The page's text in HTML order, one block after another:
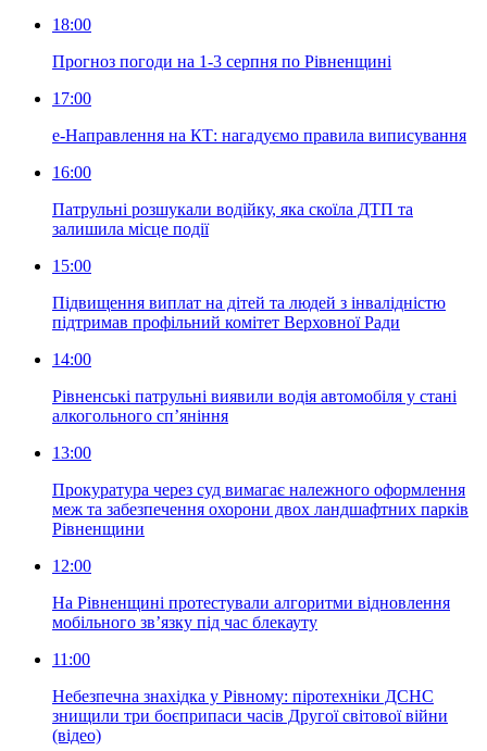
18:00
Прогноз погоди на 1-3 серпня по Рівненщині
17:00
е-Направлення на КТ: нагадуємо правила виписування
16:00
Патрульні розшукали водійку, яка скоїла ДТП та
залишила місце події
15:00
Підвищення виплат на дітей та людей з інвалідністю
підтримав профільний комітет Верховної Ради
14:00
Рівненські патрульні виявили водія автомобіля у стані
алкогольного сп’яніння
13:00
Прокуратура через суд вимагає належного оформлення
меж та забезпечення охорони двох ландшафтних парків
Рівненщини
12:00
На Рівненщині протестували алгоритми відновлення
мобільного зв’язку під час блекауту
11:00
Небезпечна знахідка у Рівному: піротехніки ДСНС
знищили три боєприпаси часів Другої світової війни
(відео)